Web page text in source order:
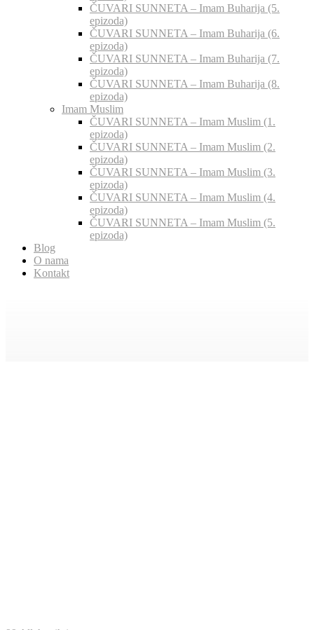
ČUVARI SUNNETA – Imam Buharija (5.
epizoda)
ČUVARI SUNNETA – Imam Buharija (6.
epizoda)
ČUVARI SUNNETA – Imam Buharija (7.
epizoda)
ČUVARI SUNNETA – Imam Buharija (8.
epizoda)
Imam Muslim
ČUVARI SUNNETA – Imam Muslim (1.
epizoda)
ČUVARI SUNNETA – Imam Muslim (2.
epizoda)
ČUVARI SUNNETA – Imam Muslim (3.
epizoda)
ČUVARI SUNNETA – Imam Muslim (4.
epizoda)
ČUVARI SUNNETA – Imam Muslim (5.
epizoda)
Blog
O nama
Kontakt